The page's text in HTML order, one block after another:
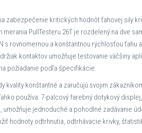
zabezpečenie kritických hodnôt ťahovej sily
PullTesteru 26T je rozdelený na dve
s rovnomernou a konštantnou rýchlosťou ťahu
kontaktov umožňuje testovanie väčšiny
požiadanie podľa špecifikácie.
kvality konštantné a zaručujú svojim
používa: 7-palcový farebný dotykový
jednoduché a pohodlné zadávanie
hodnoty odtrhnutia, odtrhávacie krivky,